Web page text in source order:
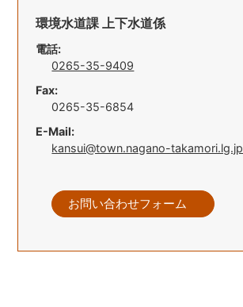
環境水道課 上下水道係
電話:
0265-35-9409
Fax:
0265-35-6854
E-Mail:
kansui@town.nagano-takamori.lg.jp
お問い合わせフォーム